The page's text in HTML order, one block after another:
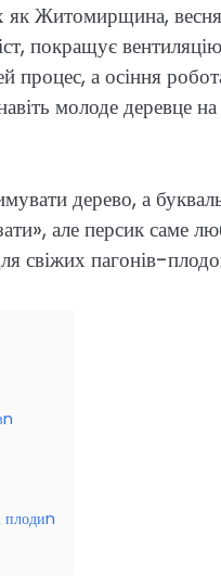
Житомирщина,
покращує
процес, а осіння
молоде деревце
дерево, а
але персик саме
свіжих пагонів-
плодиn